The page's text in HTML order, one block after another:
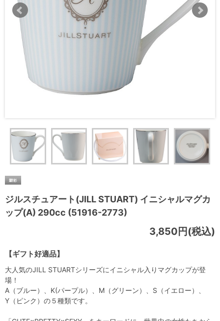
ジルスチュアート(JILL STUART) イニシャルマグカ
ップ(A) 290cc (51916-2773)
【ギフト好適品】
3,850円(税込)
大人気のJILL STUARTシリーズにイニシャル入りマグカップが登
場！
A（ブルー）、K(パープル）、M（グリーン）、S（イエロー）、
Y（ピンク）の５種類です。